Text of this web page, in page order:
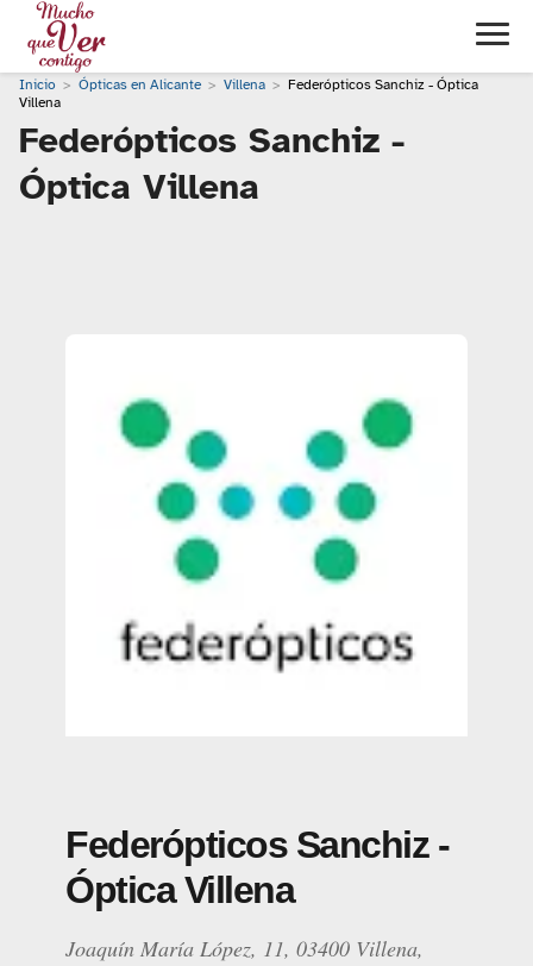
Inicio Ópticas en Alicante Villena
Federópticos Sanchiz - Óptica
Villena
Federópticos Sanchiz -
Óptica Villena
Federópticos Sanchiz -
Óptica Villena
Joaquín María López, 11, 03400 Villena,